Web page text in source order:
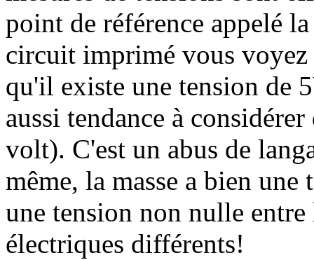
point de référence appelé
circuit imprimé vous
qu'il existe une tension de
aussi tendance à
volt). C'est un abus de
même, la masse a bien
une tension non nulle entre
électriques différents!